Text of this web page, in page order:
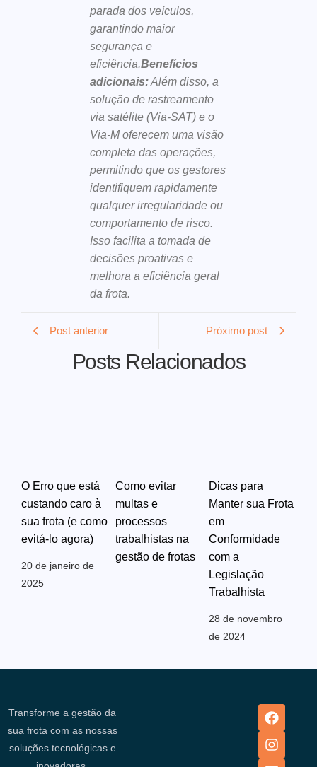
parada dos veículos,
garantindo maior
segurança e
eficiência.Benefícios
adicionais:Além disso, a
solução de rastreamento
via satélite (Via-SAT) e o
Via-M oferecem uma visão
completa das operações,
permitindo que os gestores
identifiquem rapidamente
qualquer irregularidade ou
comportamento de risco.
Isso facilita a tomada de
decisões proativas e
melhora a eficiência geral
da frota.
Post anterior Próximo post
Posts Relacionados
O Erro que está
custando caro à
sua frota (e como
evitá-lo agora)
20 de janeiro de
2025
Como evitar
multas e
processos
trabalhistas na
gestão de frotas
Dicas para
Manter sua Frota
em
Conformidade
com a
Legislação
Trabalhista
28 de novembro
de 2024
Transforme a gestão da
sua frota com as nossas
soluções tecnológicas e